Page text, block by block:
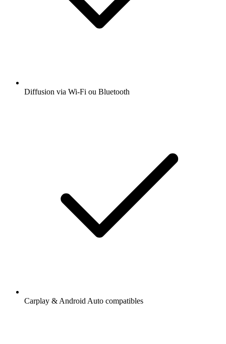
Diffusion via Wi-Fi ou Bluetooth
Carplay & Android Auto compatibles